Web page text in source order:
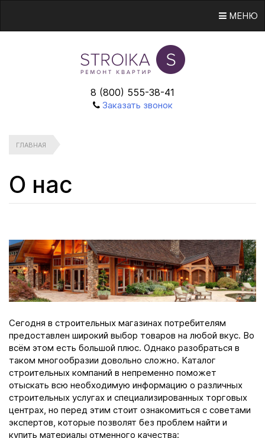
МЕНЮ
8 (800) 555-38-41
Заказать звонок
ГЛАВНАЯ
О нас
Сегодня в строительных магазинах потребителям
предоставлен широкий выбор товаров на любой вкус. Во
всём этом есть большой плюс. Однако разобраться в
таком многообразии довольно сложно. Каталог
строительных компаний в непременно поможет
отыскать всю необходимую информацию о различных
строительных услугах и специализированных торговых
центрах, но перед этим стоит ознакомиться с советами
экспертов, которые позволят без проблем найти и
купить материалы отменного качества: